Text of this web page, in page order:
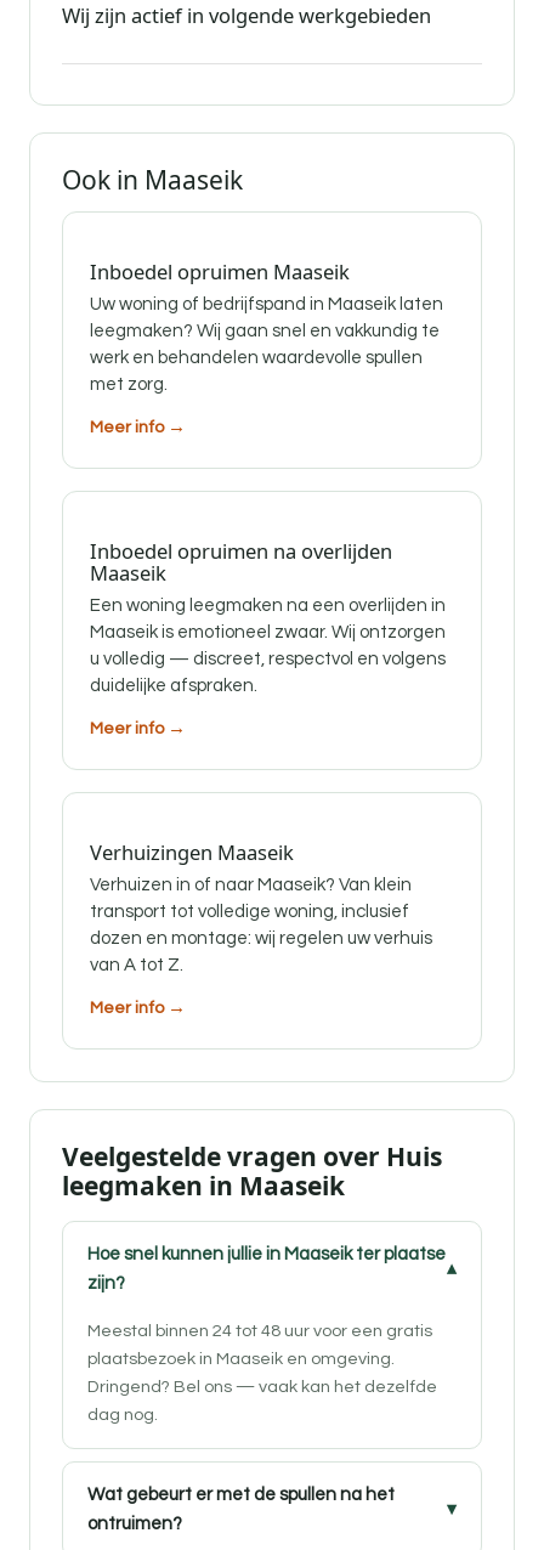
Wij zijn actief in volgende werkgebieden
Ook in Maaseik
Inboedel opruimen Maaseik
Uw woning of bedrijfspand in Maaseik laten
leegmaken? Wij gaan snel en vakkundig te
werk en behandelen waardevolle spullen
met zorg.
Meer info →
Inboedel opruimen na overlijden
Maaseik
Een woning leegmaken na een overlijden in
Maaseik is emotioneel zwaar. Wij ontzorgen
u volledig — discreet, respectvol en volgens
duidelijke afspraken.
Meer info →
Verhuizingen Maaseik
Verhuizen in of naar Maaseik? Van klein
transport tot volledige woning, inclusief
dozen en montage: wij regelen uw verhuis
van A tot Z.
Meer info →
Veelgestelde vragen over Huis
leegmaken in Maaseik
Hoe snel kunnen jullie in Maaseik ter plaatse
zijn?
Meestal binnen 24 tot 48 uur voor een gratis
plaatsbezoek in Maaseik en omgeving.
Dringend? Bel ons — vaak kan het dezelfde
dag nog.
Wat gebeurt er met de spullen na het
ontruimen?